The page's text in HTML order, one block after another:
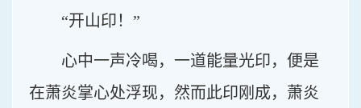
“开山印！”
心中一声冷喝，一道能量光印，便是
在萧炎掌心处浮现，然而此印刚成，萧炎